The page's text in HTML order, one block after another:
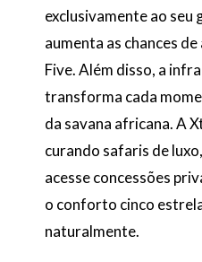
exclusivamente ao seu
aumenta as chances
Five. Além disso, a
transforma cada
da savana africana. A
curando safaris de
acesse concessões
o conforto cinco
naturalmente.